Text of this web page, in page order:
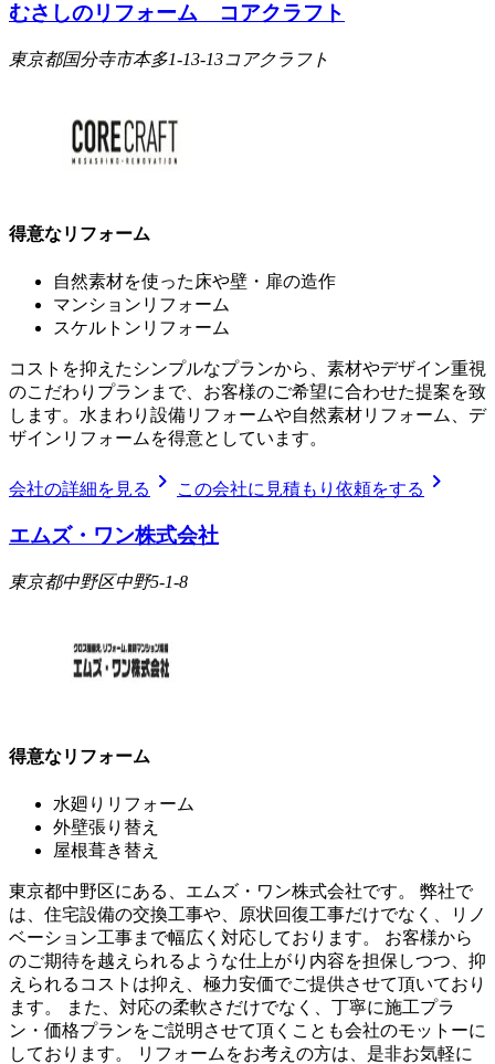
むさしのリフォーム コアクラフト
東京都国分寺市本多1-13-13コアクラフト
得意なリフォーム
自然素材を使った床や壁・扉の造作
マンションリフォーム
スケルトンリフォーム
コストを抑えたシンプルなプランから、素材やデザイン重視
のこだわりプランまで、お客様のご希望に合わせた提案を致
します。水まわり設備リフォームや自然素材リフォーム、デ
ザインリフォームを得意としています。
会社の詳細を見る chevron_right この会社に見積もり依頼をする chevron_right
エムズ・ワン株式会社
東京都中野区中野5-1-8
得意なリフォーム
水廻りリフォーム
外壁張り替え
屋根葺き替え
東京都中野区にある、エムズ・ワン株式会社です。 弊社で
は、住宅設備の交換工事や、原状回復工事だけでなく、リノ
ベーション工事まで幅広く対応しております。 お客様から
のご期待を越えられるような仕上がり内容を担保しつつ、抑
えられるコストは抑え、極力安価でご提供させて頂いており
ます。 また、対応の柔軟さだけでなく、丁寧に施工プラ
ン・価格プランをご説明させて頂くことも会社のモットーに
しております。 リフォームをお考えの方は、是非お気軽に